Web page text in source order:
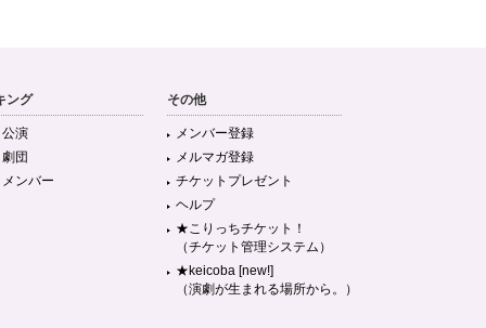
ング
演
団
ンバー
その他
メンバー登録
メルマガ登録
チケットプレゼント
ヘルプ
★こりっちチケット！
（チケット管理システム）
★keicoba [new!]
（演劇が生まれる場所から。）